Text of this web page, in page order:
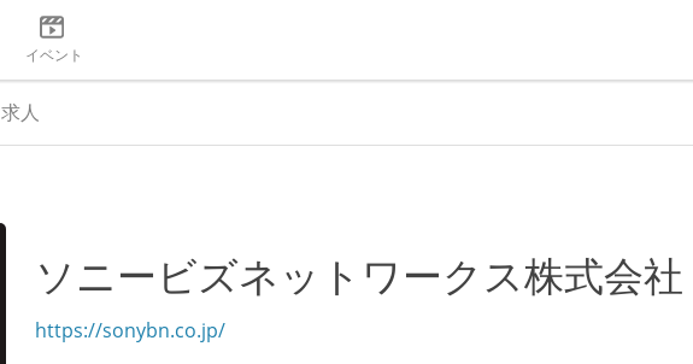
イベント
求人
ソニービズネットワークス株式会社
https://sonybn.co.jp/